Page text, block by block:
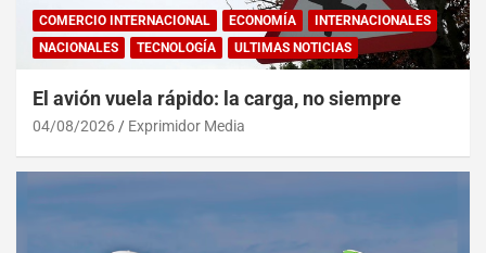
COMERCIO INTERNACIONAL ECONOMÍA
INTERNACIONALES
NACIONALES
TECNOLOGÍA ULTIMAS NOTICIAS
El avión vuela rápido: la carga, no siempre
04/08/2026 Exprimidor Media